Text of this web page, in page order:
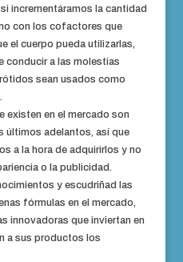
incrementáramos la cantidad
con los cofactores que
el cuerpo pueda utilizarlas,
conducir a las molestias
sean usados como
existen en el mercado son
últimos adelantos, así que
a la hora de adquirirlos y no
o la publicidad.
y escudriñad las
fórmulas en el mercado,
innovadoras que inviertan en
a sus productos los